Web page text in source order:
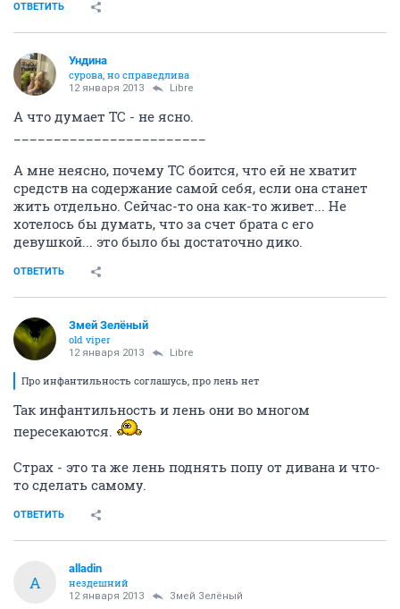
ОТВЕТИТЬ
Ундинa
сурова, но справедлива
12 января 2013 Libre
А что думает ТС - не ясно.
А мне неясно, почему ТС боится, что ей не хватит
средств на содержание самой себя, если она станет
жить отдельно. Сейчас-то она как-то живет... Не
хотелось бы думать, что за счет брата с его
девушкой... это было бы достаточно дико.
ОТВЕТИТЬ
Змей Зелёный
old viper
12 января 2013 Libre
Про инфантильность соглашусь, про лень нет
Так инфантильность и лень они во многом
пересекаются.
Страх - это та же лень поднять попу от дивана и что-
то сделать самому.
ОТВЕТИТЬ
A
alladin
нездешний
12 января 2013 Змей Зелёный